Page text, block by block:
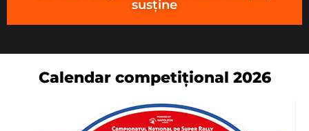
susține
Calendar competițional 2026